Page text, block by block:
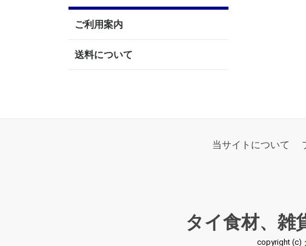
ご利用案内
送料について
当サイトについて
タイ食材、
copyright (c)